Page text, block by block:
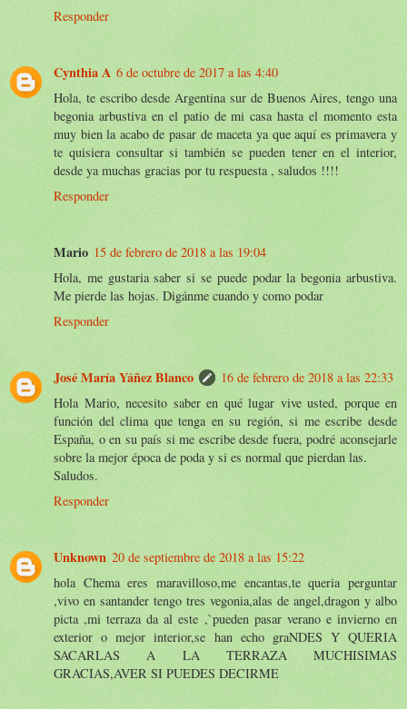
Responder
Cynthia A 6 de octubre de 2017 a las 4:40
Hola, te escribo desde Argentina sur de Buenos Aires, tengo una
begonia arbustiva en el patio de mi casa hasta el momento esta
muy bien la acabo de pasar de maceta ya que aquí es primavera y
te quisiera consultar si también se pueden tener en el interior,
desde ya muchas gracias por tu respuesta , saludos !!!!
Responder
Mario 15 de febrero de 2018 a las 19:04
Hola, me gustaria saber si se puede podar la begonia arbustiva.
Me pierde las hojas. Digánme cuando y como podar
Responder
José María Yáñez Blanco
16 de febrero de 2018 a las 22:33
Hola Mario, necesito saber en qué lugar vive usted, porque en
función del clima que tenga en su región, si me escribe desde
España, o en su país si me escribe desde fuera, podré aconsejarle
sobre la mejor época de poda y si es normal que pierdan las.
Saludos.
Responder
Unknown 20 de septiembre de 2018 a las 15:22
hola Chema eres maravilloso,me encantas,te queria perguntar
,vivo en santander tengo tres vegonia,alas de angel,dragon y albo
picta ,mi terraza da al este ,`pueden pasar verano e invierno en
exterior o mejor interior,se han echo graNDES Y QUERIA
SACARLAS A LA TERRAZA MUCHISIMAS
GRACIAS,AVER SI PUEDES DECIRME